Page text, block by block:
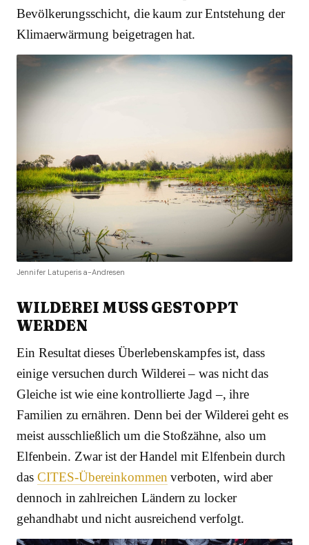
Bevölkerungsschicht, die kaum zur Entstehung der
Klimaerwärmung beigetragen hat.
Jennifer Latuperisa-Andresen
WILDEREI MUSS GESTOPPT
WERDEN
Ein Resultat dieses Überlebenskampfes ist, dass
einige versuchen durch Wilderei – was nicht das
Gleiche ist wie eine kontrollierte Jagd –, ihre
Familien zu ernähren. Denn bei der Wilderei geht es
meist ausschließlich um die Stoßzähne, also um
Elfenbein. Zwar ist der Handel mit Elfenbein durch
das CITES-Übereinkommen verboten, wird aber
dennoch in zahlreichen Ländern zu locker
gehandhabt und nicht ausreichend verfolgt.